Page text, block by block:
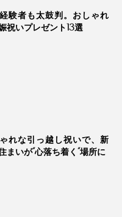
験者も太鼓判。おしゃれ
祝いプレゼント13選
れな引っ越し祝いで、新
まいが“心落ち着く“場所に